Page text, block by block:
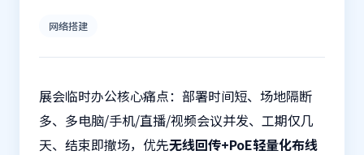
网络搭建
展会临时办公核心痛点：部署时间短、场地隔断
多、多电脑/手机/直播/视频会议并发、工期仅几
天、结束即撤场，优先无线回传+PoE轻量化布线